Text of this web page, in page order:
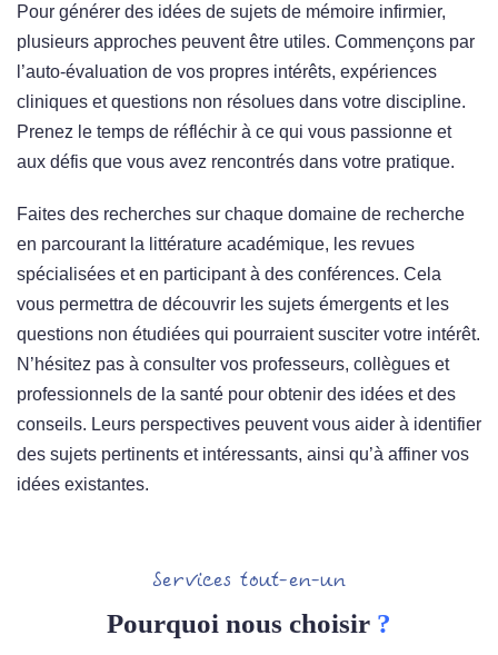
Pour générer des idées de sujets de mémoire infirmier,
plusieurs approches peuvent être utiles. Commençons par
l’auto-évaluation de vos propres intérêts, expériences
cliniques et questions non résolues dans votre discipline.
Prenez le temps de réfléchir à ce qui vous passionne et
aux défis que vous avez rencontrés dans votre pratique.
Faites des recherches sur chaque domaine de recherche
en parcourant la littérature académique, les revues
spécialisées et en participant à des conférences. Cela
vous permettra de découvrir les sujets émergents et les
questions non étudiées qui pourraient susciter votre intérêt.
N’hésitez pas à consulter vos professeurs, collègues et
professionnels de la santé pour obtenir des idées et des
conseils. Leurs perspectives peuvent vous aider à identifier
des sujets pertinents et intéressants, ainsi qu’à affiner vos
idées existantes.
Services tout-en-un
Pourquoi nous choisir ?